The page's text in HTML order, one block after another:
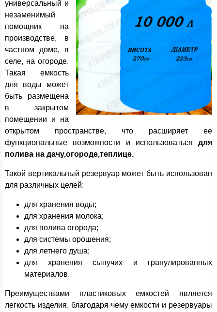
универсальный и
незаменимый
помощник на
производстве, в
частном доме, в
селе, на огороде.
Такая емкость
для воды может
быть размещена
в закрытом
помещении и на
открытом пространстве, что расширяет ее
функциональные возможности и использоваться для
полива на дачу,огороде,теплице.
Такой вертикальный резервуар может быть использован
для различных целей:
для хранения воды;
для хранения молока;
для полива огорода;
для системы орошения;
для летнего душа;
для хранения сыпучих и гранулированных
материалов.
Преимуществами пластиковых емкостей является
легкость изделия, благодаря чему емкости и резервуары